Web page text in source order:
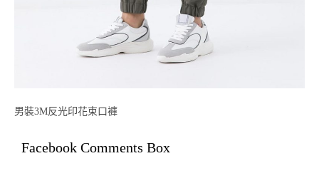
男裝3M反光印花束口褲
Facebook Comments Box